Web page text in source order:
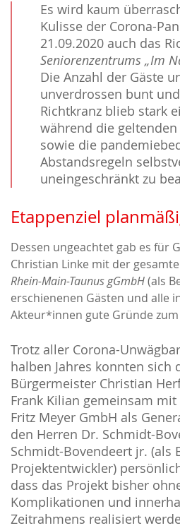
Es wird kaum
Kulisse der Corona-
21.09.2020 auch das
Seniorenzentrums „Im
Die Anzahl der Gäste
unverdrossen bunt
Richtkranz blieb stark
während die
sowie die
Abstandsregeln
uneingeschränkt zu
Etappenziel
Dessen ungeachtet gab es für
Christian Linke mit der
Rhein-Main-Taunus gGmbH(als
erschienenen Gästen und alle
Akteur*innen gute Gründe zum
Trotz aller Corona-
halben Jahres konnten sich
Bürgermeister Christian
Frank Kilian gemeinsam
Fritz Meyer GmbH als
den Herren Dr. Schmidt-
Schmidt-Bovendeert jr. (als
Projektentwickler)
dass das Projekt bisher
Komplikationen und
Zeitrahmens realisiert